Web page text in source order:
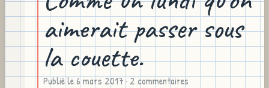
aimerait passer sous
la couette.
Publié le6 mars 2017· 2 commentaires